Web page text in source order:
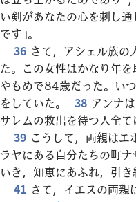
い剣があなたの心を刺し通
です」。
36 さて，アシェル族
た。この女性はかなり年
やもめで84歳だった。い
をしていた。
38 アンナ
サレムの救出を待つ人全て
39 こうして，両親はエ
ラヤにある自分たちの町
いき，知恵にあふれ，引
41 さて，イエスの両親